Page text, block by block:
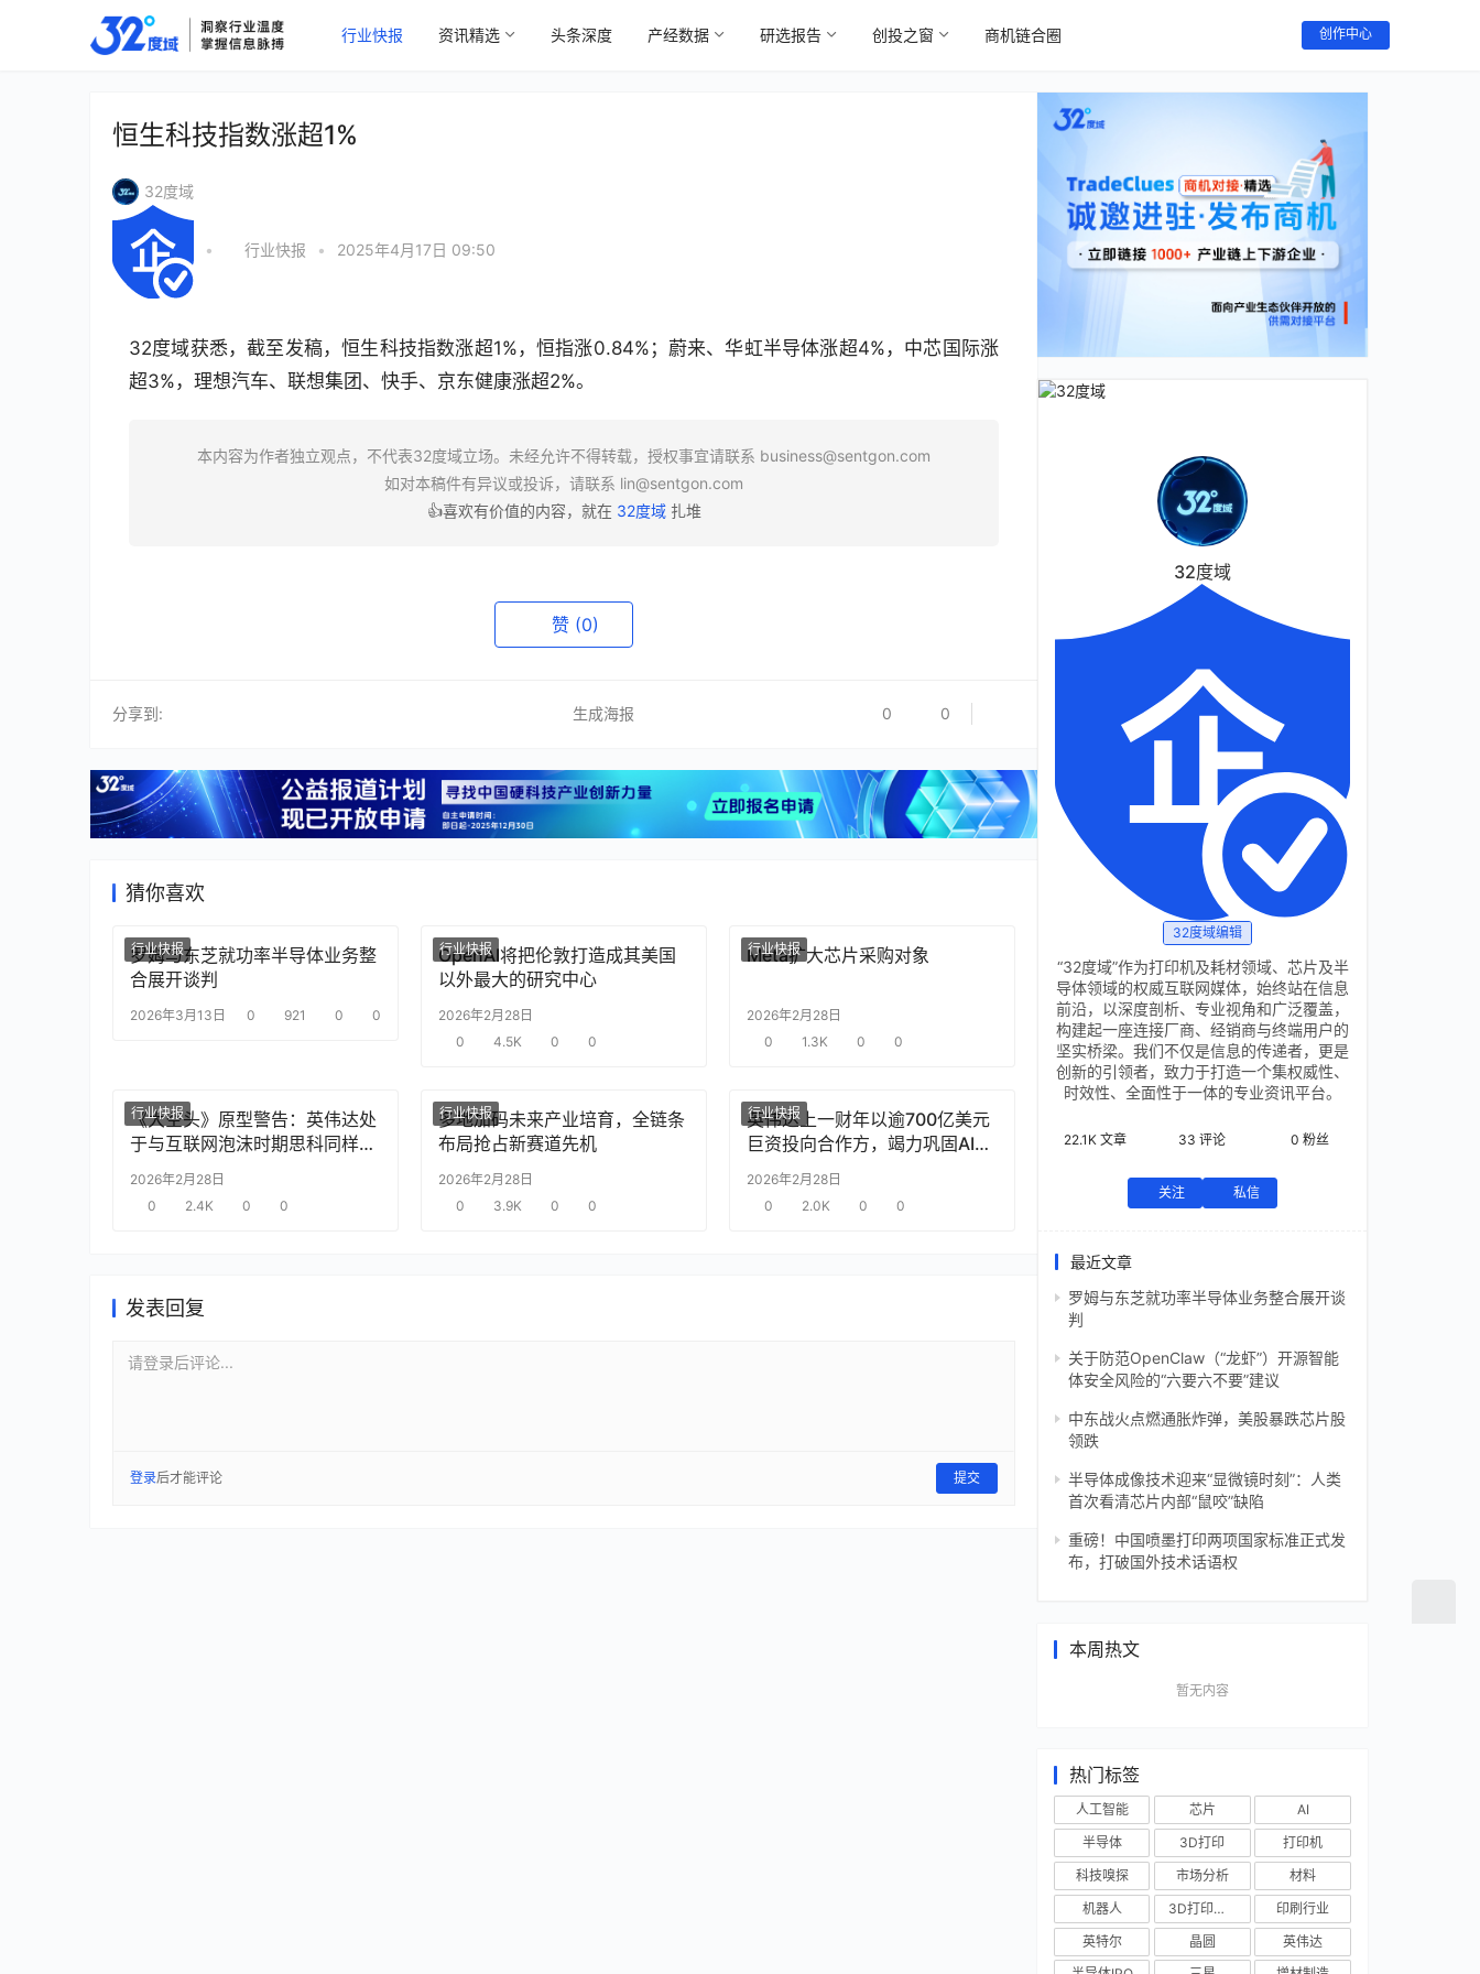
行业快报 资讯精选 头条深度 产经数据 研选报告 创投之窗 商机链合圈 创作中心
恒生科技指数涨超1%
32度域
• 行业快报 • 2025年4月17日 09:50
32度域获悉，截至发稿，恒生科技指数涨超1%，恒指涨0.84%；蔚来、华虹半导体涨超4%，中芯国际涨
超3%，理想汽车、联想集团、快手、京东健康涨超2%。
本内容为作者独立观点，不代表32度域立场。未经允许不得转载，授权事宜请联系 business@sentgon.com
如对本稿件有异议或投诉，请联系 lin@sentgon.com
👍喜欢有价值的内容，就在 32度域扎堆
赞 (0)
分享到: 生成海报 0 0
猜你喜欢
行业快报
罗姆与东芝就功率半导体业务整
合展开谈判
2026年3月13日 0 921 0 0
行业快报
OpenAI将把伦敦打造成其美国
以外最大的研究中心
2026年2月28日
0
4.5K 0 0
行业快报
Meta扩大芯片采购对象
2026年2月28日
0
1.3K 0 0
行业快报
《大空头》原型警告：英伟达处
于与互联网泡沫时期思科同样的
“危险境地”
2026年2月28日
0
2.4K 0 0
行业快报
多地加码未来产业培育，全链条
布局抢占新赛道先机
2026年2月28日
0
3.9K 0 0
行业快报
英伟达上一财年以逾700亿美元
巨资投向合作方，竭力巩固AI芯
片需求
2026年2月28日
0
2.0K 0 0
发表回复
请登录后评论...
登录后才能评论 提交
32度域
32度域编辑
“32度域”作为打印机及耗材领域、芯片及半
导体领域的权威互联网媒体，始终站在信息
前沿，以深度剖析、专业视角和广泛覆盖，
构建起一座连接厂商、经销商与终端用户的
坚实桥梁。我们不仅是信息的传递者，更是
创新的引领者，致力于打造一个集权威性、
时效性、全面性于一体的专业资讯平台。
22.1K 文章 33 评论 0 粉丝
关注 私信
最近文章
罗姆与东芝就功率半导体业务整合展开谈
判
关于防范OpenClaw（“龙虾”）开源智能
体安全风险的“六要六不要”建议
中东战火点燃通胀炸弹，美股暴跌芯片股
领跌
半导体成像技术迎来“显微镜时刻”：人类
首次看清芯片内部“鼠咬”缺陷
重磅！中国喷墨打印两项国家标准正式发
布，打破国外技术话语权
本周热文
暂无内容
热门标签
人工智能 芯片
AI
半导体
3D打印
打印机
科技嗅探
市场分析
材料
机器人
3D打印技术
印刷行业
英特尔
晶圆
英伟达